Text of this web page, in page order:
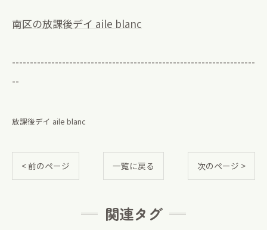
南区の放課後デイ aile blanc
--------------------------------------------------------------------
--
放課後デイ aile blanc
< 前のページ 一覧に戻る 次のページ >
関連タグ